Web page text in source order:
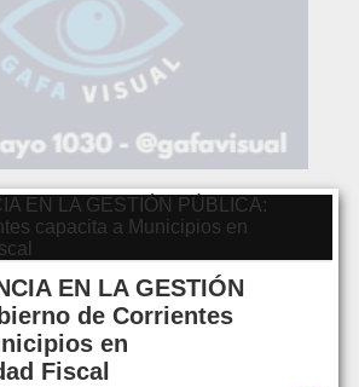
EN LA GESTIÓN
de Corrientes
en
Fiscal